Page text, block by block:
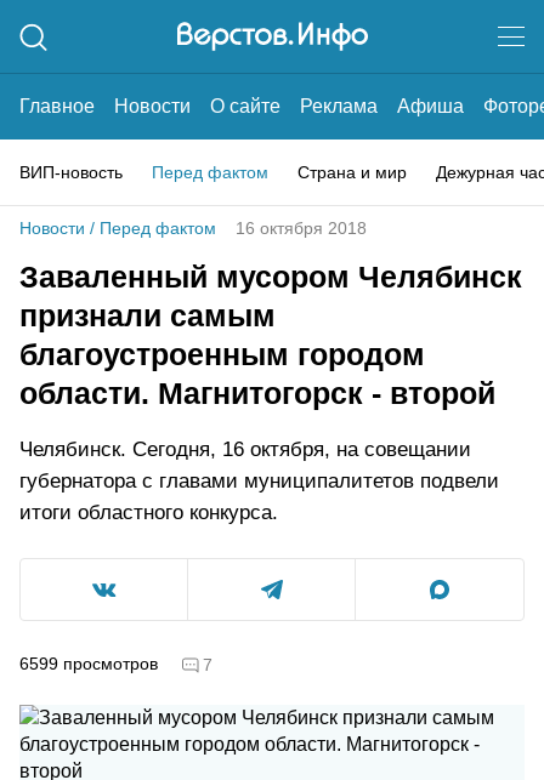
Главное Новости О сайте Реклама Афиша
ВИП-новость Перед фактом Страна и мир Дежурная
Новости / Перед фактом 16 октября 2018
Заваленный мусором Челябинск
признали самым
благоустроенным городом
области. Магнитогорск - второй
Челябинск. Сегодня, 16 октября, на совещании
губернатора с главами муниципалитетов подвели
итоги областного конкурса.
6599 просмотров 7